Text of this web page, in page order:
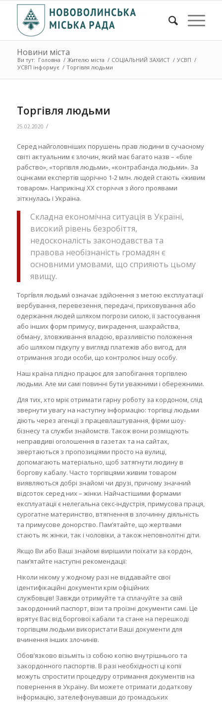
Новини міста
Ви тут: Головна / Жителю міста / СОЦІАЛЬНИЙ ЗАХИСТ / УСВП /
УСВП інформує / Торгівля людьми
Торгівля людьми
25.02.2020 /
Серед найголовніших порушень прав людини в сучасному
світі актуальним є злочин, який має багато назв – «біле
рабство», «торгівля людьми», «контрабанда людьми». За
оцінками експертів щорічно 1-2 млн. людей стають «живим
товаром». Наприкінці ХХ сторіччя з його проявами
зіткнулась і Україна.
Складна економічна ситуація в Україні,
високий рівень безробіття,
недосконалість законодавства та
правова необізнаність громадян є
основними умовами, що сприяють цьому
явищу.
Торгі́вля людьми́ означає здійснення з метою експлуатації
вербування, перевезення, передачі, приховування або
одержання людей шляхом погрози силою, її застосування
або інших форм примусу, викрадення, шахрайства,
обману, зловживання владою, вразливістю положення
або шляхом підкупу у вигляді платежів або вигод, для
отримання згоди особи, що контролює іншу особу.
Наш країна плідно працює для запобігання торгівлею
людьми. Але ми самі повинні бути уважними і обережними.
Для тих, хто мріє отримати гарну роботу за кордоном, слід
звернути увагу на наступну інформацію: торгівці людьми
діють через агенції з працевлаштування, фірми шоу-
бізнесу та служби знайомств. Також вони розміщують
неправдиві оголошення в газетах та на сайтах,
звертаються з пропозиціями просто на вулиці,
допомагають матеріально, щоб затягнути людину в
боргову кабалу. Часто торгівцями живим товаром
виявляються добрі знайомі чи друзі, причому значний
відсоток серед них – жінки. Найчастішими формами
експлуатації є нелегальна секс-індустрія, примусова праця,
сурогатне материнство, втягнення в злочинну діяльність
та примусове донорство. Пам’ятайте, що жертвами
стають як жінки, так і чоловіки, а також неповнолітні діти.
Якщо Ви або Ваші знайомі вирішили поїхати за кордон,
пам’ятайте наступні рекомендації:
Ніколи нікому у жодному разі не віддавайте свої
ідентифікаційні документи крім офіційних
службовців! Завжди отримуйте та сплачуйте за свій
закордонний паспорт, візи та проїзні документи самі. Це
врятує Вас від боргової кабали та стане на перешкоді
торгівцям людьми використати Ваші документи для
вчинення інших злочинів.
Обов’язково візьміть із собою копію внутрішнього та
закордонного паспортів. В разі необхідності ці копії
можуть спростити процедуру отримання документів на
повернення в Україну. Ви можете отримати додаткову
інформацію, зателефонувавши до громадських